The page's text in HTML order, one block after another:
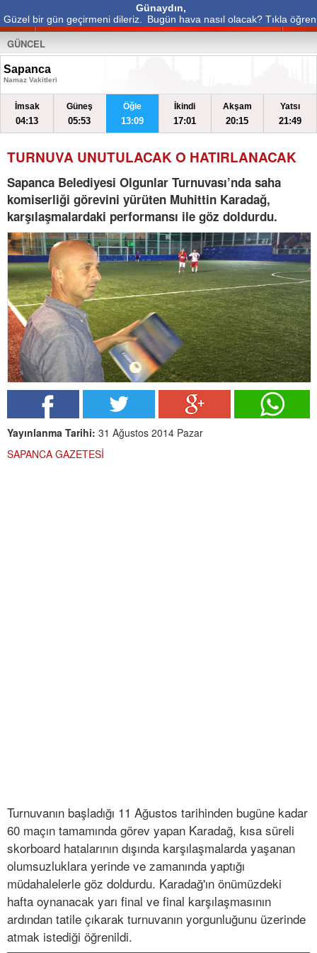
Günaydın,
Güzel bir gün geçirmeni dileriz.
Bugün hava nasıl olacak? Tıkla öğren
GÜNCEL
Sapanca
Namaz Vakitleri
İmsak
04:13
Güneş
05:53
Öğle
13:09
İkindi
17:01
Akşam
20:15
Yatsı
21:49
TURNUVA UNUTULACAK O HATIRLANACAK
Sapanca Belediyesi Olgunlar Turnuvası’nda saha
komiserliği görevini yürüten Muhittin Karadağ,
karşılaşmalardaki performansı ile göz doldurdu.
Yayınlanma Tarihi: 31 Ağustos 2014 Pazar
SAPANCA GAZETESİ
Turnuvanın başladığı 11 Ağustos tarihinden bugüne kadar
60 maçın tamamında görev yapan Karadağ, kısa süreli
skorboard hatalarının dışında karşılaşmalarda yaşanan
olumsuzluklara yerinde ve zamanında yaptığı
müdahalelerle göz doldurdu. Karadağ'ın önümüzdeki
hafta oynanacak yarı final ve final karşılaşmasının
ardından tatile çıkarak turnuvanın yorgunluğunu üzerinde
atmak istediği öğrenildi.